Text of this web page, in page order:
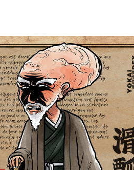
Nurarihyon 滑瓢
Yokaidex